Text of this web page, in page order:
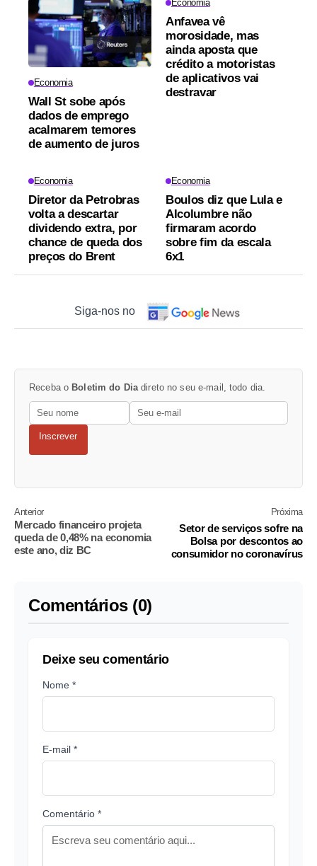
Economia
Wall St sobe após
dados de emprego
acalmarem temores
de aumento de juros
Economia
Anfavea vê
morosidade, mas
ainda aposta que
crédito a motoristas
de aplicativos vai
destravar
Economia
Diretor da Petrobras
volta a descartar
dividendo extra, por
chance de queda dos
preços do Brent
Economia
Boulos diz que Lula e
Alcolumbre não
firmaram acordo
sobre fim da escala
6x1
Siga-nos no
Receba o Boletim do Diadireto no seu e-mail, todo dia.
Inscrever
Anterior
Mercado financeiro projeta
queda de 0,48% na economia
este ano, diz BC
Próxima
Setor de serviços sofre na
Bolsa por descontos ao
consumidor no coronavírus
Comentários (0)
Deixe seu comentário
Nome *
E-mail *
Comentário *